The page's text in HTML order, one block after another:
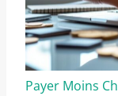
Payer Moins